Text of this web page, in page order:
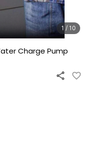
1 / 10
Charge Pump